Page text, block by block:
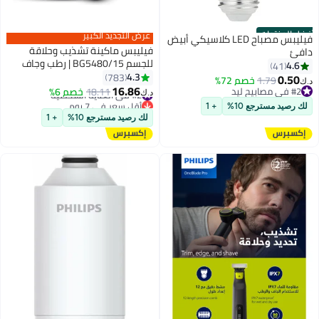
أفضل المنتجات فيليبس مصباح LED كلاسيكي أبيض
دافئ
4.6
41
د.ك‏0.50
1.79خصم 72%
#2 في مصابيح ليد
#2 في مصابيح ليد
لك رصيد مسترجع 10% + 1
عرض التجديد الكبير
فيليبس ماكينة تشذيب وحلاقة
للجسم BG5480/15 | رطب وجاف
100% | حلاقة ناعمة وقريبة | ملحق
ظهر قابل للطي للمناطق الصعبة |
لاسلكيًا
4.3
783
د.ك‏16.86
18.11خصم 6% #2 في العناية الشخصية
أقل سعر في 7 يوم
#2 في العناية الشخصية
لك رصيد مسترجع 10% + 1